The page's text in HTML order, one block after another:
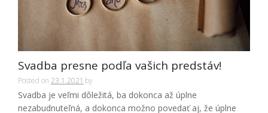
Svadba presne podľa vašich predstáv!
Posted on 23.1.2021 by
Svadba je veľmi dôležitá, ba dokonca až úplne
nezabudnuteľná, a dokonca možno povedať aj, že úplne